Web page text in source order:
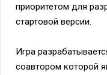
приоритетом для
стартовой версии.
Игра
соавтором которой